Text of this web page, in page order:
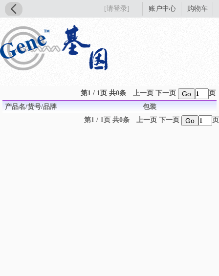
[请登录] 账户中心 购物车
第1 / 1页 共0条 上一页 下一页 Go
页
产品名/货号/品牌
包装
第1 / 1页 共0条
上一页 下一页 Go 页